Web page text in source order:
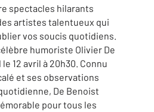
spectacles hilarants
artistes talentueux qui
vos soucis quotidiens.
humoriste Olivier De
12 avril à 20h30. Connu
et ses observations
De Benoist
pour tous les